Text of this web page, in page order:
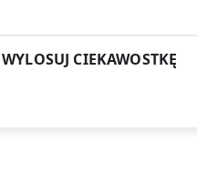
WYLOSUJ CIEKAWOSTKĘ